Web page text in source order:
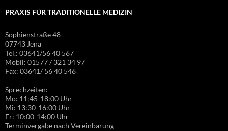
PRAXIS FÜR TRADITIONELLE MEDIZIN
Sophienstraße 48
07743 Jena
Tel.: 03641/56 40 567
Mobil: 01577 / 321 34 97
Fax: 03641/ 56 40 546
Sprechzeiten:
Mo: 11:45-18:00 Uhr
Mi: 13:30-16:00 Uhr
Fr: 10:00-14:00 Uhr
Terminvergabe nach Vereinbarung